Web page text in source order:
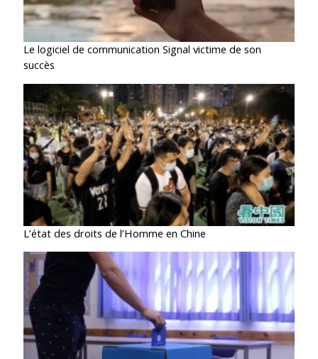
Le logiciel de communication Signal victime de son
succès
L’état des droits de l’Homme en Chine